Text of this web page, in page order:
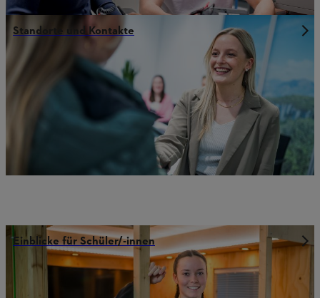
Standorte und Kontakte
Einblicke für Schüler/-innen